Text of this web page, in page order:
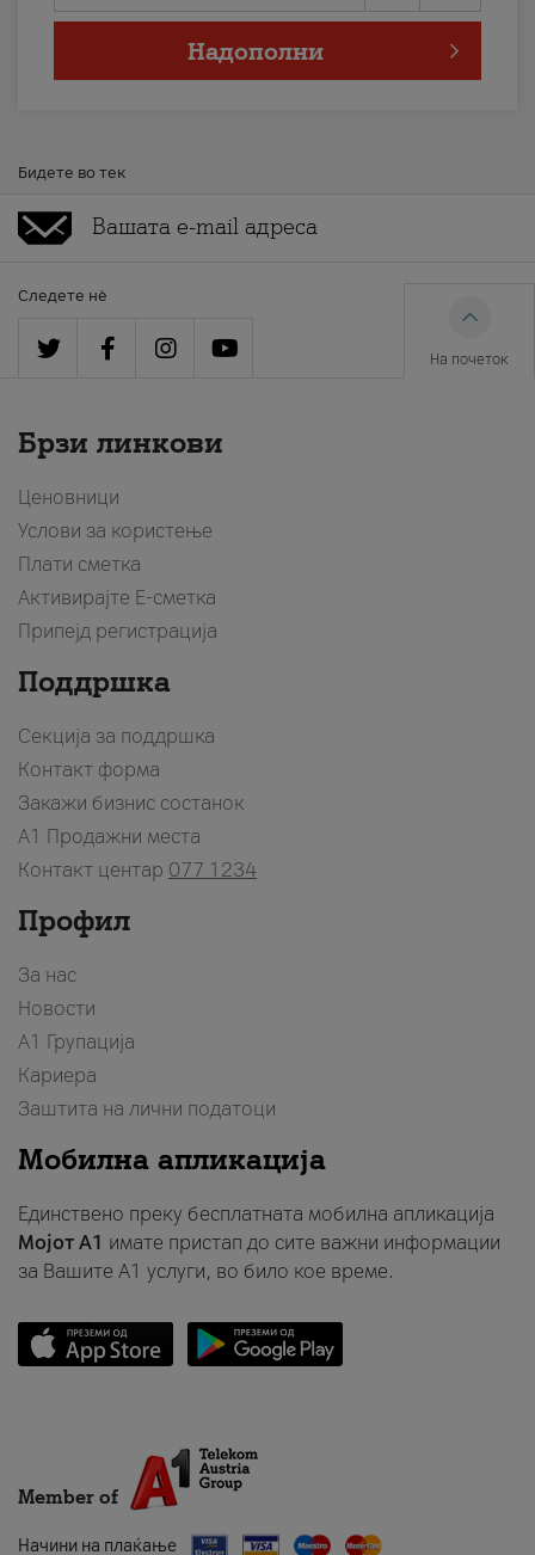
Надополни
Бидете во тек
Следете нè
На почеток
Брзи линкови
Ценовници
Услови за користење
Плати сметка
Активирајте Е-сметка
Припејд регистрација
Поддршка
Секција за поддршка
Контакт форма
Закажи бизнис состанок
A1 Продажни места
Контакт центар 077 1234
Профил
За нас
Новости
А1 Групација
Кариера
Заштита на лични податоци
Мобилна апликација
Единствено преку бесплатната мобилна апликација
Мојот A1 имате пристап до сите важни информации
за Вашите A1 услуги, во било кое време.
Member of
Начини на плаќање